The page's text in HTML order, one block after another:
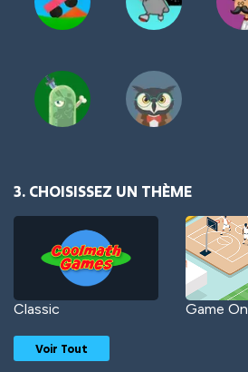
3. CHOISISSEZ UN THÈME
Classic Game On
Voir Tout